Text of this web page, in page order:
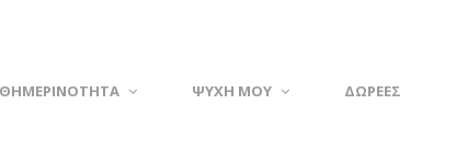
ΨΥΧΗ ΜΟΥ ΔΩΡΕΕΣ